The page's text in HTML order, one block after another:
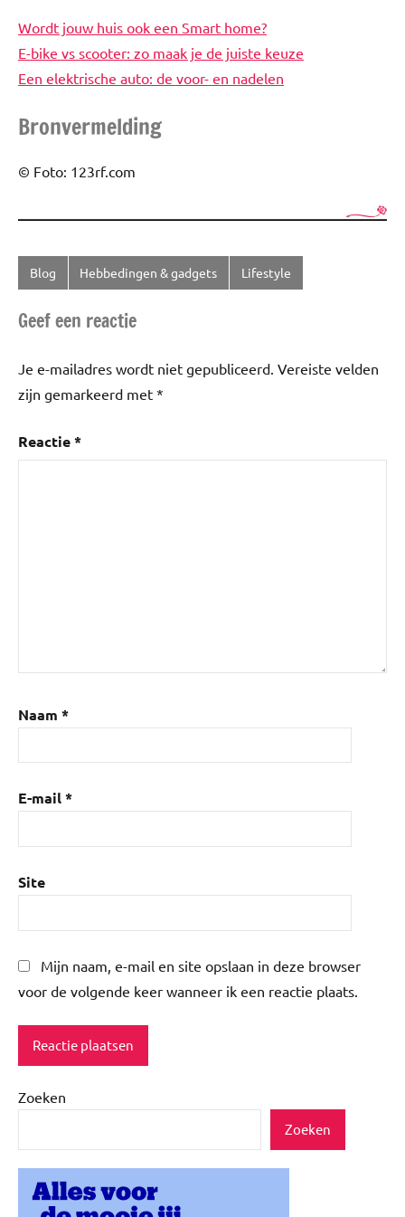
Wordt jouw huis ook een Smart home?
E-bike vs scooter: zo maak je de juiste keuze
Een elektrische auto: de voor- en nadelen
Bronvermelding
© Foto: 123rf.com
Getagd
AI,
Blog Hebbedingen & gadgets Lifestyle
Geef een reactie
Je e-mailadres wordt niet gepubliceerd. Vereiste velden
zijn gemarkeerd met *
Reactie*
Naam *
E-mail*
Site
Mijn naam, e-mail en site opslaan in deze browser
voor de volgende keer wanneer ik een reactie plaats.
Zoeken
Zoeken